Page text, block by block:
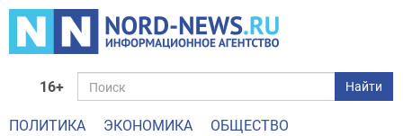
16+ Найти
ПОЛИТИКА ЭКОНОМИКА
ОБЩЕСТВО